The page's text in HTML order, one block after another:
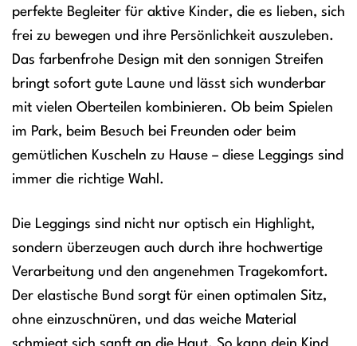
perfekte Begleiter für aktive Kinder, die es lieben, sich
frei zu bewegen und ihre Persönlichkeit auszuleben.
Das farbenfrohe Design mit den sonnigen Streifen
bringt sofort gute Laune und lässt sich wunderbar
mit vielen Oberteilen kombinieren. Ob beim Spielen
im Park, beim Besuch bei Freunden oder beim
gemütlichen Kuscheln zu Hause – diese Leggings sind
immer die richtige Wahl.
Die Leggings sind nicht nur optisch ein Highlight,
sondern überzeugen auch durch ihre hochwertige
Verarbeitung und den angenehmen Tragekomfort.
Der elastische Bund sorgt für einen optimalen Sitz,
ohne einzuschnüren, und das weiche Material